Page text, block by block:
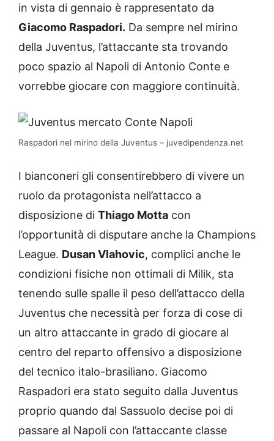
in vista di gennaio è rappresentato da
Giacomo Raspadori. Da sempre nel mirino
della Juventus, l’attaccante sta trovando
poco spazio al Napoli di Antonio Conte e
vorrebbe giocare con maggiore continuità.
Raspadori nel mirino della Juventus – juvedipendenza.net
I bianconeri gli consentirebbero di vivere un
ruolo da protagonista nell’attacco a
disposizione di Thiago Motta con
l’opportunità di disputare anche la Champions
League. Dusan Vlahovic, complici anche le
condizioni fisiche non ottimali di Milik, sta
tenendo sulle spalle il peso dell’attacco della
Juventus che necessità per forza di cose di
un altro attaccante in grado di giocare al
centro del reparto offensivo a disposizione
del tecnico italo-brasiliano. Giacomo
Raspadori era stato seguito dalla Juventus
proprio quando dal Sassuolo decise poi di
passare al Napoli con l’attaccante classe